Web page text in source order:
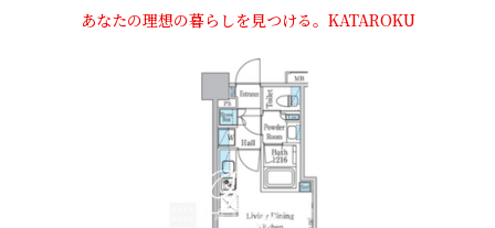
あなたの理想の暮らしを見つける。KATAROKU